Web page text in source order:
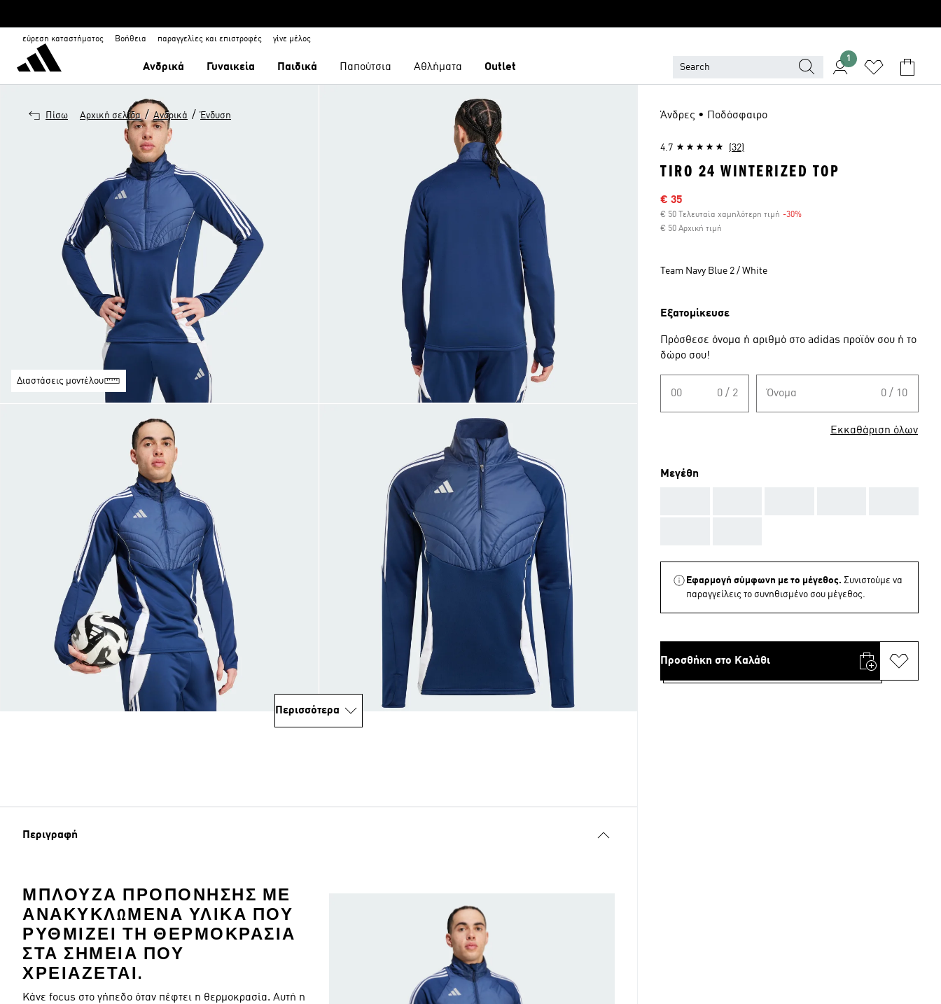
εύρεση καταστήματος Βοήθεια παραγγελίες και επιστροφές γίνε μέλος
Ανδρικά Γυναικεία Παιδικά Παπούτσια Αθλήματα Outlet
1
Πίσω Αρχική σελίδα / Ανδρικά / Ένδυση
Διαστάσεις μοντέλου
Περισσότερα
Περιγραφή
ΜΠΛΟΎΖΑ ΠΡΟΠΌΝΗΣΗΣ ΜΕ
ΑΝΑΚΥΚΛΩΜΈΝΑ ΥΛΙΚΆ ΠΟΥ
ΡΥΘΜΊΖΕΙ ΤΗ ΘΕΡΜΟΚΡΑΣΊΑ
ΣΤΑ ΣΗΜΕΊΑ ΠΟΥ
ΧΡΕΙΆΖΕΤΑΙ.
Κάνε focus στο γήπεδο όταν πέφτει η θερμοκρασία. Αυτή η
Άνδρες • Ποδόσφαιρο
4.7 (32)
TIRO 24 WINTERIZED TOP
Τιμή έκπτωσης
€ 35
€ 50 Τελευταία χαμηλότερη τιμή -30%
€ 50 Αρχική τιμή
Team Navy Blue 2 / White
Εξατομίκευσε
Πρόσθεσε όνομα ή αριθμό στο adidas προϊόν σου ή το
δώρο σου!
00 0 / 2 Όνομα 0 / 10
Εκκαθάριση όλων
Μεγέθη
Εφαρμογή σύμφωνη με το μέγεθος. Συνιστούμε να
παραγγείλεις το συνηθισμένο σου μέγεθος.
Προσθήκη στο Καλάθι